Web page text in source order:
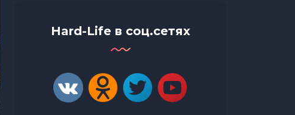
Hard-Life в соц.сетях